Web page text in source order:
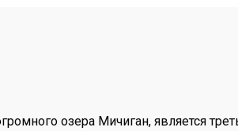
озера Мичиган, является